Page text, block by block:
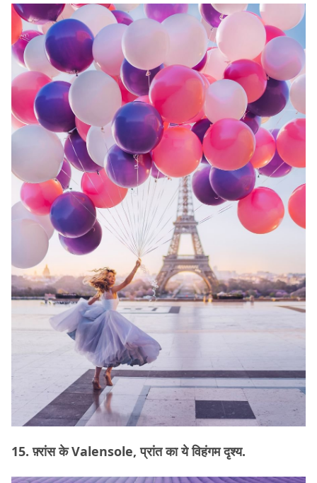
15. फ़्रांस के Valensole, प्रांत का ये विहंगम दृश्य.